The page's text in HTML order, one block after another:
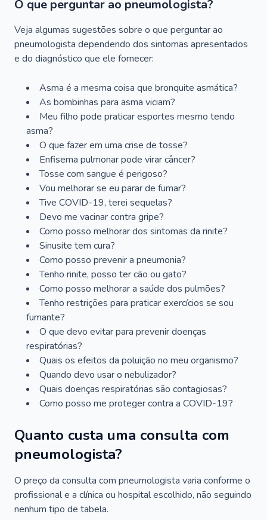
O que perguntar ao pneumologista?
Veja algumas sugestões sobre o que perguntar ao
pneumologista dependendo dos sintomas apresentados
e do diagnóstico que ele fornecer:
Asma é a mesma coisa que bronquite asmática?
As bombinhas para asma viciam?
Meu filho pode praticar esportes mesmo tendo
asma?
O que fazer em uma crise de tosse?
Enfisema pulmonar pode virar câncer?
Tosse com sangue é perigoso?
Vou melhorar se eu parar de fumar?
Tive COVID-19, terei sequelas?
Devo me vacinar contra gripe?
Como posso melhorar dos sintomas da rinite?
Sinusite tem cura?
Como posso prevenir a pneumonia?
Tenho rinite, posso ter cão ou gato?
Como posso melhorar a saúde dos pulmões?
Tenho restrições para praticar exercícios se sou
fumante?
O que devo evitar para prevenir doenças
respiratórias?
Quais os efeitos da poluição no meu organismo?
Quando devo usar o nebulizador?
Quais doenças respiratórias são contagiosas?
Como posso me proteger contra a COVID-19?
Quanto custa uma consulta com
pneumologista?
O preço da consulta com pneumologista varia conforme o
profissional e a clínica ou hospital escolhido, não seguindo
nenhum tipo de tabela.